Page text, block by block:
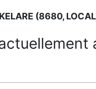
(8680,